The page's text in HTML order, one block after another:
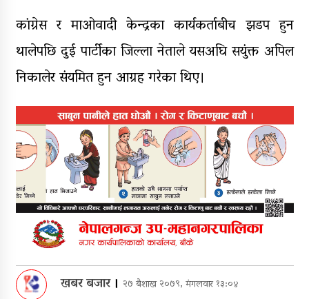
कांग्रेस र माओवादी केन्द्रका कार्यकर्ताबीच झडप हुन
थालेपछि दुई पार्टीका जिल्ला नेताले यसअघि सयुंक्त अपिल
निकालेर संयमित हुन आग्रह गरेका थिए।
खबर बजार। २७ बैशाख २०७९, मंगलवार १३:०४